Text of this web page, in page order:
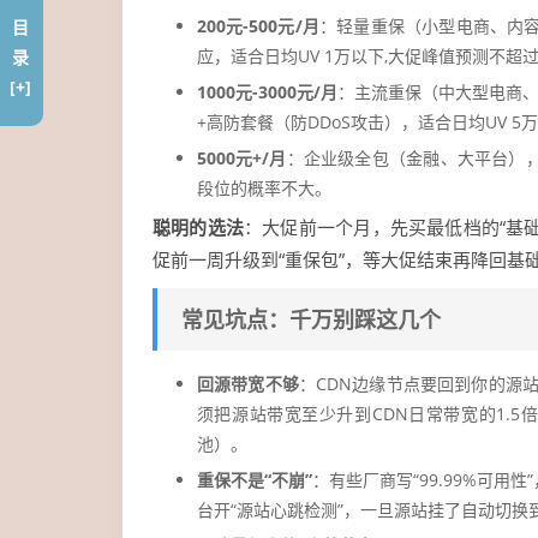
200元-500元/月 ：轻量重保（小型电商、内
应，适合日均UV 1万以下,大促峰值预测不超
1000元-3000元/月 ：主流重保（中大型电商
+高防套餐（防DDoS攻击），适合日均UV 5
5000元+/月 ：企业级全包（金融、大平台）
段位的概率不大。
聪明的选法：大促前一个月，先买最低档的“基
促前一周升级到“重保包”，等大促结束再降回
常见坑点：千万别踩这几个
回源带宽不够：CDN边缘节点要回到你的源
须把源站带宽至少升到CDN日常带宽的1.5
池）。
重保不是“不崩”：有些厂商写“99.99%可用性
台开“源站心跳检测”，一旦源站挂了自动切
目
录
[+]